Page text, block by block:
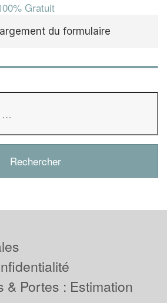
Gratuit
du formulaire
& Portes : Estimation